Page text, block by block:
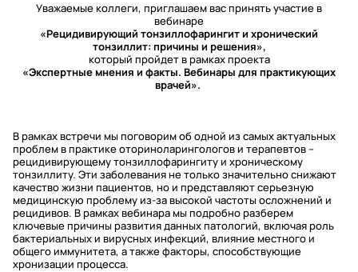
Уважаемые коллеги, приглашаем вас принять участие в
вебинаре
«Рецидивирующий тонзиллофарингит и хронический
тонзиллит: причины и решения»,
который пройдет в рамках проекта
«Экспертные мнения и факты. Вебинары для практикующих
врачей».
В рамках встречи мы поговорим об одной из самых актуальных
проблем в практике оториноларингологов и терапевтов –
рецидивирующему тонзиллофарингиту и хроническому
тонзиллиту. Эти заболевания не только значительно снижают
качество жизни пациентов, но и представляют серьезную
медицинскую проблему из-за высокой частоты осложнений и
рецидивов. В рамках вебинара мы подробно разберем
ключевые причины развития данных патологий, включая роль
бактериальных и вирусных инфекций, влияние местного и
общего иммунитета, а также факторы, способствующие
хронизации процесса.